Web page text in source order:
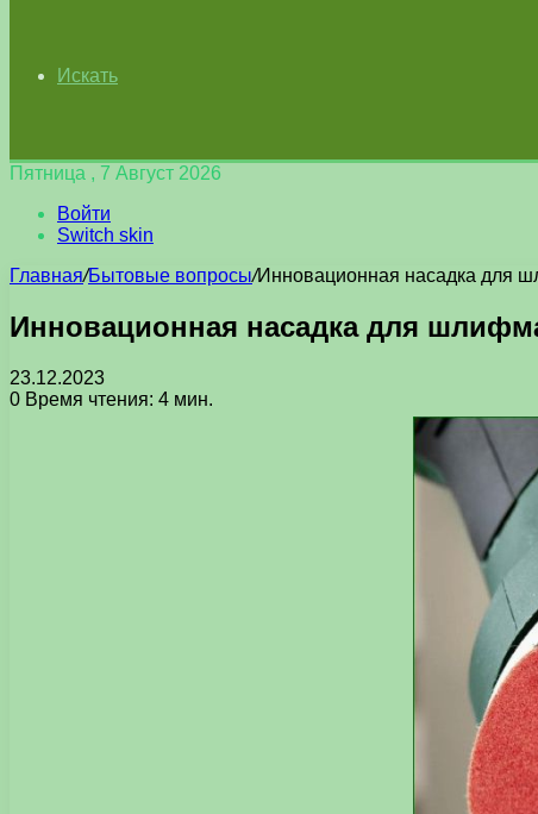
Искать
Пятница , 7 Август 2026
Войти
Switch skin
Главная/Бытовые вопросы/Инновационная насадка для
Инновационная насадка для
23.12.2023
0 Время чтения: 4 мин.